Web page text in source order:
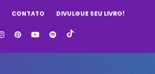
CONTATO DIVULGUE SEU LIVRO!